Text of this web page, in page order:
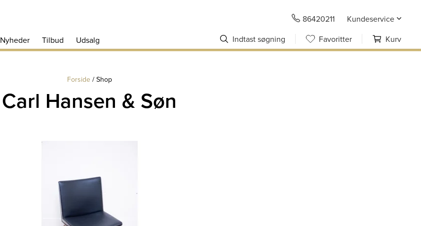
86420211
Kundeservice
Nyheder Tilbud Udsalg Indtast søgning Favoritter Kurv
Forside / Shop
Carl Hansen & Søn